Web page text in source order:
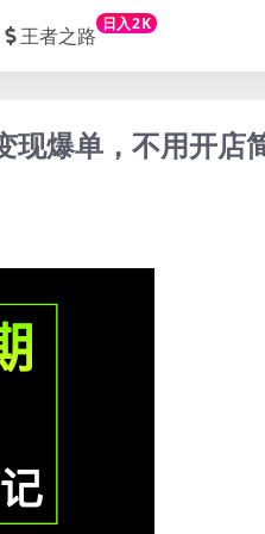
王者之路 日入2K
现爆单，不用开店